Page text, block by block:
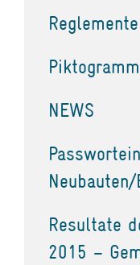
Reglemente
NEWS
Resultate
2015 –